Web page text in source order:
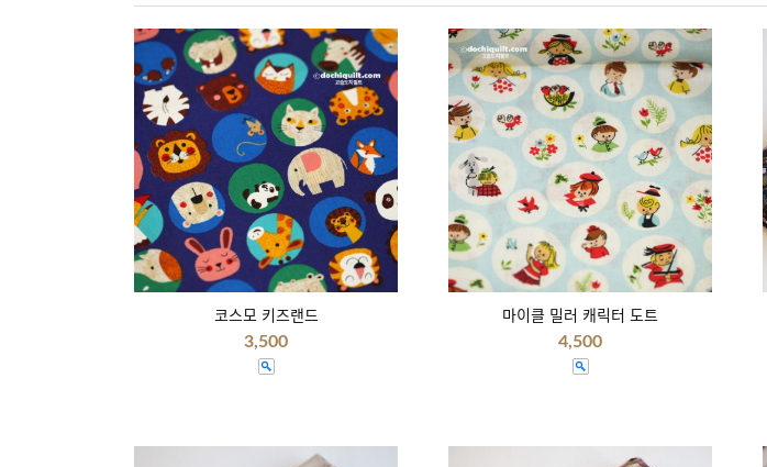
코스모 키즈랜드
3,500
마이클 밀러 캐릭터 도트
4,500